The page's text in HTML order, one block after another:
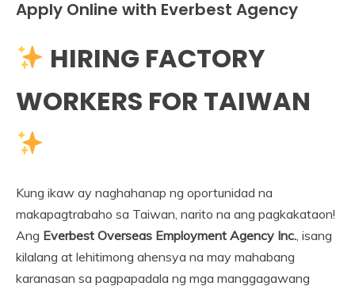
Apply Online with Everbest Agency
HIRING FACTORY
WORKERS FOR TAIWAN
Kung ikaw ay naghahanap ng oportunidad na
makapagtrabaho sa Taiwan, narito na ang pagkakataon!
Ang Everbest Overseas Employment Agency Inc. , isang
kilalang at lehitimong ahensya na may mahabang
karanasan sa pagpapadala ng mga manggagawang